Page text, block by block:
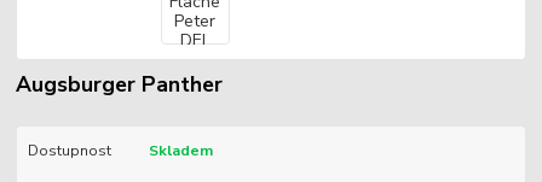
Augsburger Panther
Dostupnost Skladem